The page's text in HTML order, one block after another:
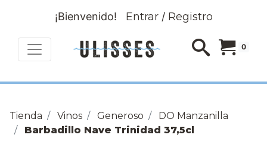
¡Bienvenido! Entrar/ Registro
0
Tienda Vinos Generoso
DO Manzanilla
Barbadillo Nave Trinidad 37,5cl